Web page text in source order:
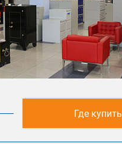
Где купить